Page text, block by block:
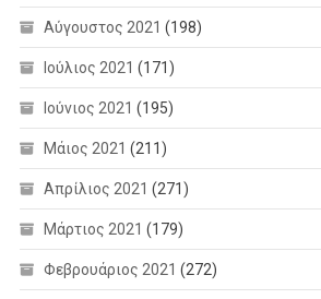
Αύγουστος 2021 (198)
Ιούλιος 2021 (171)
Ιούνιος 2021 (195)
Μάιος 2021 (211)
Απρίλιος 2021 (271)
Μάρτιος 2021 (179)
Φεβρουάριος 2021 (272)